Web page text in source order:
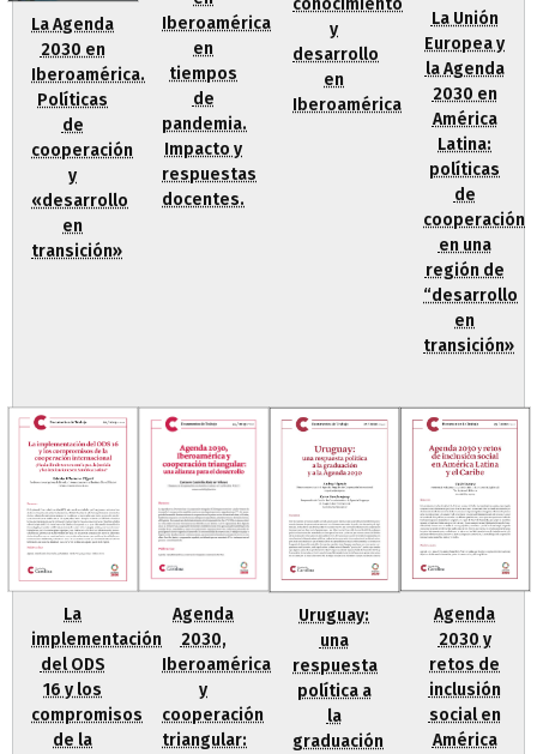
La Agenda
2030 en
Iberoamérica.
Políticas
de
cooperación
y
«desarrollo
en
transición»
Iberoamérica
en
tiempos
de
pandemia.
Impacto y
respuestas
docentes.
y
desarrollo
en
Iberoamérica
La Unión
Europea y
la Agenda
2030 en
América
Latina:
políticas
de
cooperación
en una
región de
“desarrollo
en
transición»
La
implementación
del ODS
16 y los
compromisos
de la
Agenda
2030,
Iberoamérica
y
cooperación
triangular:
Uruguay:
una
respuesta
política a
la
graduación
Agenda
2030 y
retos de
inclusión
social en
América